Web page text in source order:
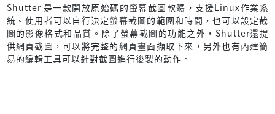
Shutter 是一款開放原始碼的螢幕截圖軟體，支援Linux作業系
統。使用者可以自行決定螢幕截圖的範圍和時間，也可以設定截
圖的影像格式和品質。除了螢幕截圖的功能之外，Shutter還提
供網頁截圖，可以將完整的網頁畫面擷取下來，另外也有內建簡
易的編輯工具可以針對截圖進行後製的動作。